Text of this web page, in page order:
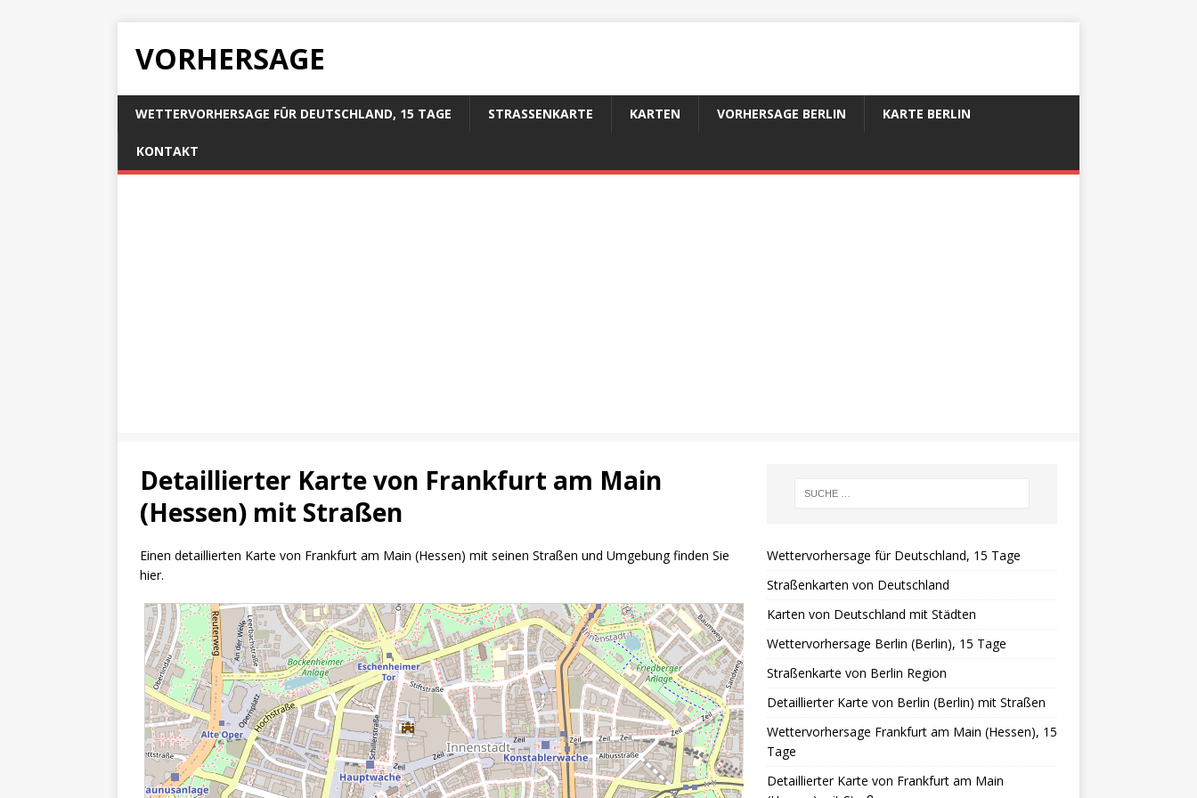
VORHERSAGE
WETTERVORHERSAGE FÜR DEUTSCHLAND, 15 TAGE STRASSENKARTE KARTEN VORHERSAGE BERLIN KARTE BERLIN
KONTAKT
Detaillierter Karte von Frankfurt am Main
(Hessen) mit Straßen
Einen detaillierten Karte von Frankfurt am Main (Hessen) mit seinen Straßen und Umgebung finden Sie
hier.
Wettervorhersage für Deutschland, 15 Tage
Straßenkarten von Deutschland
Karten von Deutschland mit Städten
Wettervorhersage Berlin (Berlin), 15 Tage
Straßenkarte von Berlin Region
Detaillierter Karte von Berlin (Berlin) mit Straßen
Wettervorhersage Frankfurt am Main (Hessen), 15
Tage
Detaillierter Karte von Frankfurt am Main